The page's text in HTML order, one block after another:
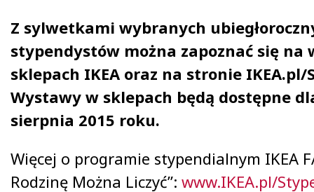
Z sylwetkami wybranych
stypendystów można zapoznać się na
sklepach IKEA oraz na stronie IKEA.pl/
Wystawy w sklepach będą dostępne
sierpnia 2015 roku.
Więcej o programie stypendialnym IKEA
Rodzinę Można Liczyć”: www.IKEA.pl/